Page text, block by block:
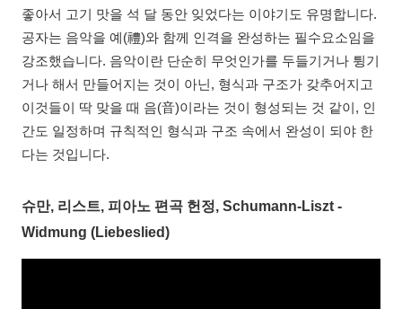
좋아서 고기 맛을 석 달 동안 잊었다는 이야기도 유명합니다.
공자는 음악을 예(禮)와 함께 인격을 완성하는 필수요소임을
강조했습니다. 음악이란 단순히 무엇인가를 두들기거나 튕기
거나 해서 만들어지는 것이 아닌, 형식과 구조가 갖추어지고
이것들이 딱 맞을 때 음(音)이라는 것이 형성되는 것 같이, 인
간도 일정하며 규칙적인 형식과 구조 속에서 완성이 되야 한
다는 것입니다.
슈만, 리스트, 피아노 편곡 헌정, Schumann-Liszt -
Widmung (Liebeslied)